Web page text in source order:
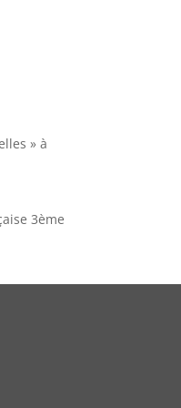
» à
3ème